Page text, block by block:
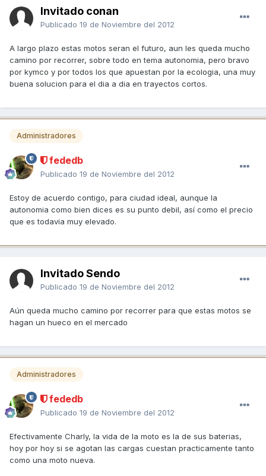
Invitado conan
Publicado 19 de Noviembre del 2012
A largo plazo estas motos seran el futuro, aun les queda mucho
camino por recorrer, sobre todo en tema autonomia, pero bravo
por kymco y por todos los que apuestan por la ecologia, una muy
buena solucion para el dia a dia en trayectos cortos.
Administradores
fededb
Publicado 19 de Noviembre del 2012
Estoy de acuerdo contigo, para ciudad ideal, aunque la
autonomia como bien dices es su punto debil, así como el precio
que es todavia muy elevado.
Invitado Sendo
Publicado 19 de Noviembre del 2012
Aún queda mucho camino por recorrer para que estas motos se
hagan un hueco en el mercado
Administradores
fededb
Publicado 19 de Noviembre del 2012
Efectivamente Charly, la vida de la moto es la de sus baterias,
hoy por hoy si se agotan las cargas cuestan practicamente tanto
como una moto nueva.